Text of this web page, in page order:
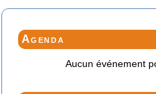
Agenda
Aucun événement